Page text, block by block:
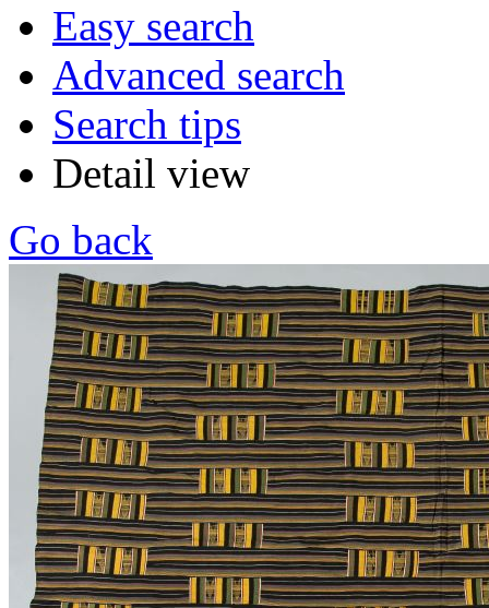
Easy search
Advanced search
Search tips
Detail view
Go back